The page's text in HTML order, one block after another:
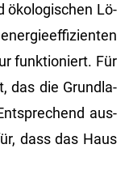
öko­lo­gi­schen Lö­
funk­tio­niert. Für
das die Grund­la­
aus­
dass das Haus